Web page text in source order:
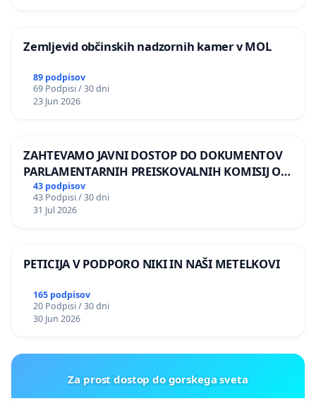
Zemljevid občinskih nadzornih kamer v MOL
89 podpisov
69 Podpisi / 30 dni
23 Jun 2026
ZAHTEVAMO JAVNI DOSTOP DO DOKUMENTOV
PARLAMENTARNIH PREISKOVALNIH KOMISIJ O
ILEGALNI TRGOVINI Z OROŽJEM
43 podpisov
43 Podpisi / 30 dni
31 Jul 2026
PETICIJA V PODPORO NIKI IN NAŠI METELKOVI
165 podpisov
20 Podpisi / 30 dni
30 Jun 2026
Za prost dostop do gorskega sveta